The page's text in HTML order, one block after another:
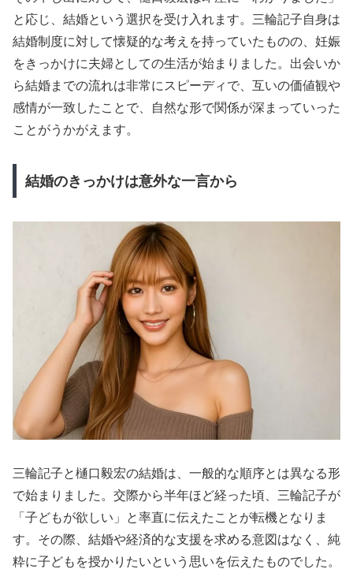
と応じ、結婚という選択を受け入れます。三輪記子自身は
結婚制度に対して懐疑的な考えを持っていたものの、妊娠
をきっかけに夫婦としての生活が始まりました。出会いか
ら結婚までの流れは非常にスピーディで、互いの価値観や
感情が一致したことで、自然な形で関係が深まっていった
ことがうかがえます。
結婚のきっかけは意外な一言から
三輪記子と樋口毅宏の結婚は、一般的な順序とは異なる形
で始まりました。交際から半年ほど経った頃、三輪記子が
「子どもが欲しい」と率直に伝えたことが転機となりま
す。その際、結婚や経済的な支援を求める意図はなく、純
粋に子どもを授かりたいという思いを伝えたものでした。